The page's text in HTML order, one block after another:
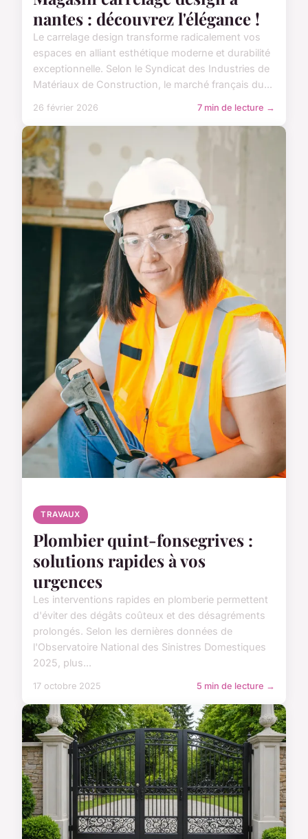
nantes : découvrez l'élégance !
Le carrelage design transforme radicalement vos
espaces en alliant esthétique moderne et durabilité
exceptionnelle. Selon le Syndicat des Industries de
Matériaux de Construction, le marché français du...
26 février 2026 7 min de lecture →
TRAVAUX
Plombier quint-fonsegrives :
solutions rapides à vos
urgences
Les interventions rapides en plomberie permettent
d'éviter des dégâts coûteux et des désagréments
prolongés. Selon les dernières données de
l'Observatoire National des Sinistres Domestiques
2025, plus...
17 octobre 2025 5 min de lecture →